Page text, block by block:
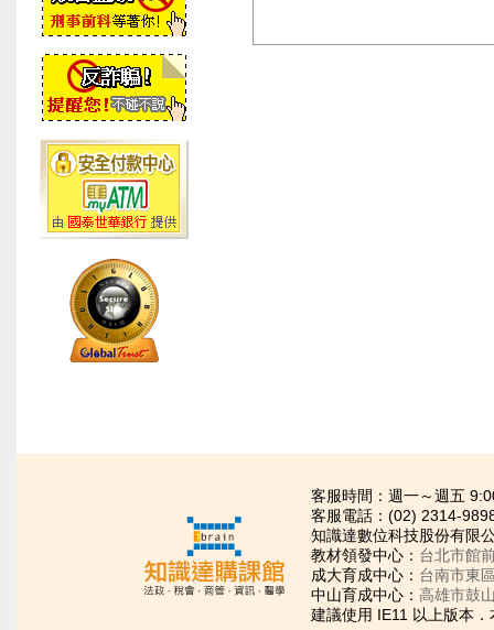
客服時間：週一～週五
客服電話：(02) 2314-
知識達數位科技股份有
教材領發中心： 台北市館
成大育成中心： 台南市東
中山育成中心： 高雄市鼓
建議使用 IE11 以上版本